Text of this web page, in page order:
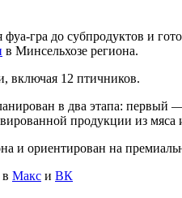
гра до субпродуктов и
в Минсельхозе региона.
включая 12 птичников.
в два этапа: первый
продукции из
и ориентирован на
Макс и ВК